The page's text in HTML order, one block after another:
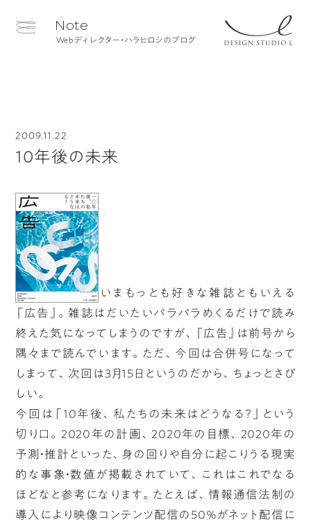
Note
Webディレクター・ハラヒロシのブログ
2009.11.22
10年後の未来
いまもっとも好きな雑誌ともいえる
『広告』。雑誌はだいたいパラパラめくるだけで読み
終えた気になってしまうのですが、『広告』は前号から
隅々まで読んでいます。ただ、今回は合併号になって
しまって、次回は3月15日というのだから、ちょっとさび
しい。
今回は「10年後、私たちの未来はどうなる？」という
切り口。2020年の計画、2020年の目標、2020年の
予測・推計といった、身の回りや自分に起こりうる現実
的な事象・数値が掲載されていて、これはこれでなる
ほどなと参考になります。たとえば、情報通信法制の
導入により映像コンテンツ配信の50％がネット配信に